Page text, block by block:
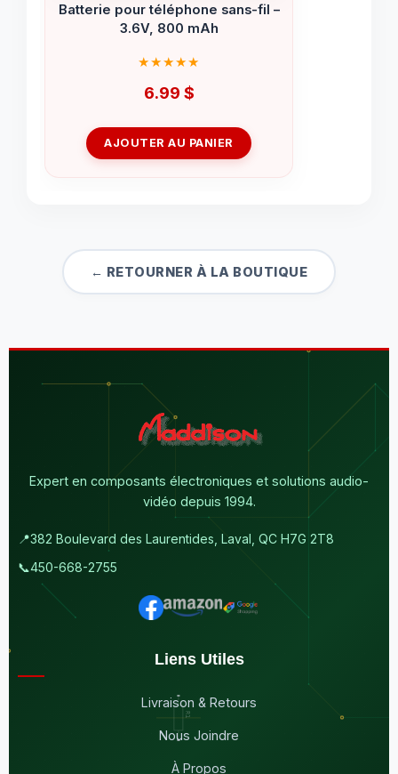
Batterie pour téléphone sans-fil –
3.6V, 800 mAh
6.99 $
AJOUTER AU PANIER
← RETOURNER À LA BOUTIQUE
Expert en composants électroniques et solutions audio-
vidéo depuis 1994.
📍382 Boulevard des Laurentides, Laval, QC H7G 2T8
📞450-668-2755
Liens Utiles
Livraison & Retours
Nous Joindre
À Propos